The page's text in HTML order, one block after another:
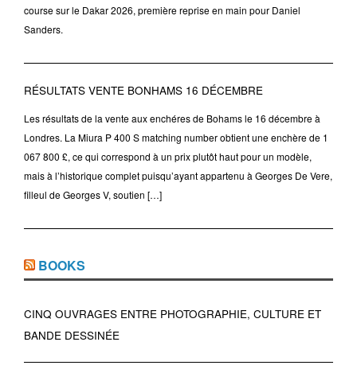
course sur le Dakar 2026, première reprise en main pour Daniel
Sanders.
RÉSULTATS VENTE BONHAMS 16 DÉCEMBRE
Les résultats de la vente aux enchéres de Bohams le 16 décembre à
Londres. La Miura P 400 S matching number obtient une enchère de 1
067 800 £, ce qui correspond à un prix plutôt haut pour un modèle,
mais à l’historique complet puisqu’ayant appartenu à Georges De Vere,
filleul de Georges V, soutien […]
BOOKS
CINQ OUVRAGES ENTRE PHOTOGRAPHIE, CULTURE ET
BANDE DESSINÉE